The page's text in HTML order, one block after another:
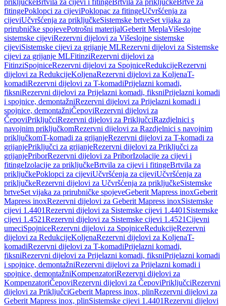
priključkeBrtvila za cijevi i fitingeBrtvila za priključkeBrtve za
fitingePoklopci za cijeviPoklopac za fitingeUčvršćenja za
cijeviUčvršćenja za priključkeSistemske brtveSet vijaka za
prirubničke spojevePotrošni materijalGeberit MeplaVišeslojne
sistemske cijeviRezervni dijelovi za Višeslojne sistemske
cijeviSistemske cijevi za grijanje MLRezervni dijelovi za Sistemske
cijevi za grijanje MLFitinziRezervni dijelovi za
FitinziSpojniceRezervni dijelovi za SpojniceRedukcijeRezervni
dijelovi za RedukcijeKoljenaRezervni dijelovi za KoljenaT-
komadiRezervni dijelovi za T-komadiPrijelazni komadi,
fiksniRezervni dijelovi za Prijelazni komadi, fiksniPrijelazni komadi
i spojnice, demontažniRezervni dijelovi za Prijelazni komadi i
spojnice, demontažniČepoviRezervni dijelovi za
ČepoviPriključciRezervni dijelovi za PriključciRazdjelnici s
navojnim priključkomRezervni dijelovi za Razdjelnici s navojnim
priključkomT-komadi za grijanjeRezervni dijelovi za T-komadi za
grijanjePriključci za grijanjeRezervni dijelovi za Priključci za
grijanjePriborRezervni dijelovi za PriborIzolacije za cijevi i
fitingeIzolacije za priključkeBrtvila za cijevi i fitingeBrtvila za
priključkePoklopci za cijeviUčvršćenja za cijeviUčvršćenja za
priključkeRezervni dijelovi za Učvršćenja za priključkeSistemske
brtveSet vijaka za prirubničke spojeveGeberit Mapress inoxGeberit
Mapress inoxRezervni dijelovi za Geberit Mapress inoxSistemske
cijevi 1.4401Rezervni dijelovi za Sistemske cijevi 1.4401 Sistemske
cijevi 1.4521Rezervni dijelovi za Sistemske cijevi 1.4521Cijevni
umeciSpojniceRezervni dijelovi za SpojniceRedukcijeRezervni
dijelovi za RedukcijeKoljenaRezervni dijelovi za KoljenaT-
komadiRezervni dijelovi za T-komadiPrijelazni komadi,
fiksniRezervni dijelovi za Prijelazni komadi, fiksniPrijelazni komadi
i spojnice, demontažniRezervni dijelovi za Prijelazni komadi i
spojnice, demontažniKompenzatoriRezervni dijelovi za
KompenzatoriČepoviRezervni dijelovi za ČepoviPriključciRezervni
dijelovi za PriključciGeberit Mapress inox, plinRezervni dijelovi za
Geberit Mapress inox, plinSistemske cijevi 1.4401Rezervni dijelovi